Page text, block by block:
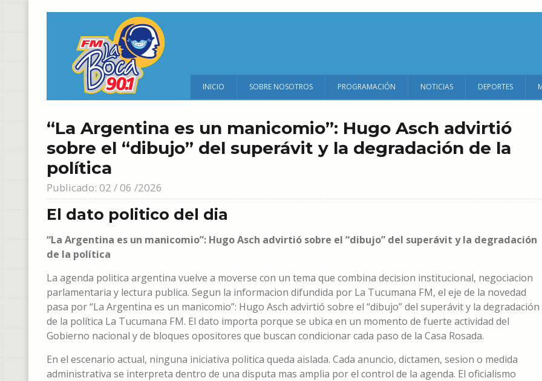
INICIO SOBRE NOSOTROS PROGRAMACIÓN NOTICIAS DEPORTES
“La Argentina es un manicomio”: Hugo Asch advirtió
sobre el “dibujo” del superávit y la degradación de la
política
Publicado: 02 / 06 /2026
El dato politico del dia
“La Argentina es un manicomio”: Hugo Asch advirtió sobre el “dibujo” del superávit y la degradación
de la política
La agenda politica argentina vuelve a moverse con un tema que combina decision institucional, negociacion
parlamentaria y lectura publica. Segun la informacion difundida por La Tucumana FM, el eje de la novedad
pasa por “La Argentina es un manicomio”: Hugo Asch advirtió sobre el “dibujo” del superávit y la degradación
de la política La Tucumana FM. El dato importa porque se ubica en un momento de fuerte actividad del
Gobierno nacional y de bloques opositores que buscan condicionar cada paso de la Casa Rosada.
En el escenario actual, ninguna iniciativa politica queda aislada. Cada anuncio, dictamen, sesion o medida
administrativa se interpreta dentro de una disputa mas amplia por el control de la agenda. El oficialismo